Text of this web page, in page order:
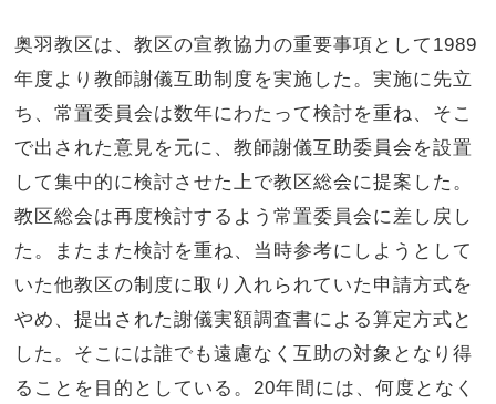
奥羽教区は、教区の宣教協力の重要事項として 1989
年度より教師謝儀互助制度を実施した。実施に先立
ち、常置委員会は数年にわたって検討を重ね、そこ
で出された意見を元に、教師謝儀互助委員会を設置
して集中的に検討させた上で教区総会に提案した。
教区総会は再度検討するよう常置委員会に差し戻し
た。またまた検討を重ね、当時参考にしようとして
いた他教区の制度に取り入れられていた申請方式を
やめ、提出された謝儀実額調査書による算定方式と
した。そこには誰でも遠慮なく互助の対象となり得
ることを目的としている。 20年間には、何度となく